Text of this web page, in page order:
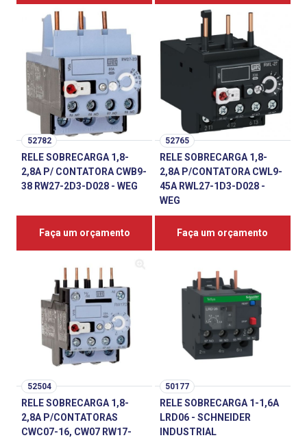
52782
RELE SOBRECARGA 1,8-
2,8A P/ CONTATORA CWB9-
38 RW27-2D3-D028 - WEG
Faça um orçamento
52765
RELE SOBRECARGA 1,8-
2,8A P/CONTATORA CWL9-
45A RWL27-1D3-D028 -
WEG
Faça um orçamento
52504
RELE SOBRECARGA 1,8-
2,8A P/CONTATORAS
CWC07-16, CW07 RW17-
50177
RELE SOBRECARGA 1-1,6A
LRD06 - SCHNEIDER
INDUSTRIAL